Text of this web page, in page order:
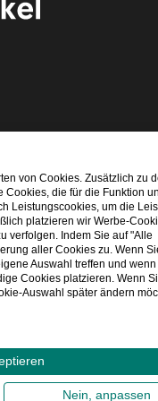
von Cookies. Zusätzlich zu
die für die Funktion
Leistungscookies, um die
platzieren wir Werbe-
verfolgen. Indem Sie auf "Alle
aller Cookies zu. Wenn
Auswahl treffen und
Cookies platzieren. Wenn
Auswahl später ändern
Nein, anpassen